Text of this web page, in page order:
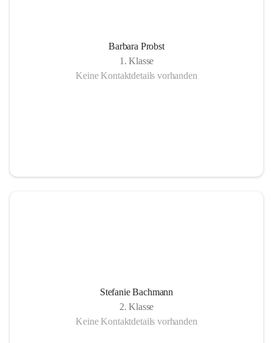
Barbara Probst
1. Klasse
Keine Kontaktdetails vorhanden
Stefanie Bachmann
2. Klasse
Keine Kontaktdetails vorhanden